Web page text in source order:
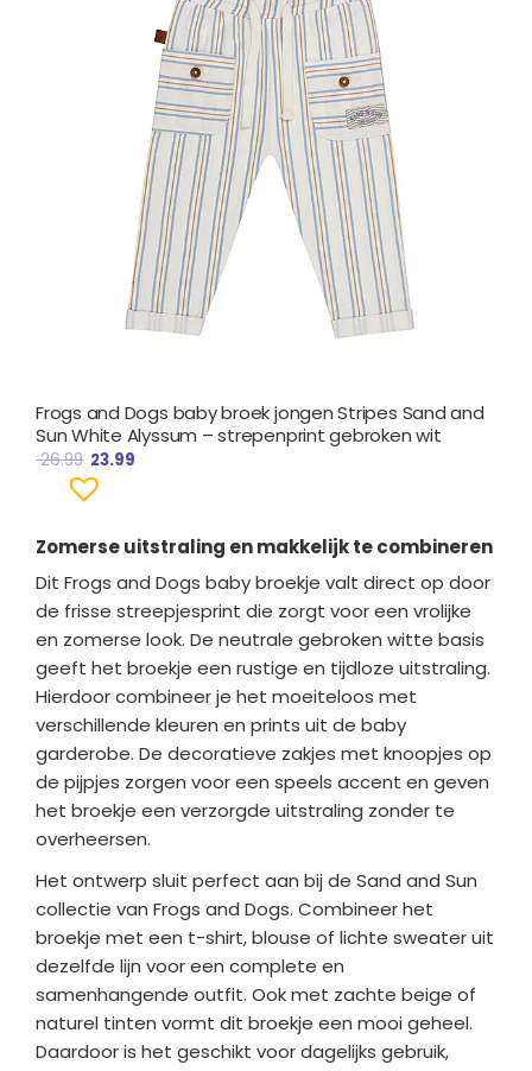
Frogs and Dogs baby broek jongen Stripes Sand and
Sun White Alyssum – strepenprint gebroken wit
26.99 23.99
Zomerse uitstraling en makkelijk te combineren
Dit Frogs and Dogs baby broekje valt direct op door
de frisse streepjesprint die zorgt voor een vrolijke
en zomerse look. De neutrale gebroken witte basis
geeft het broekje een rustige en tijdloze uitstraling.
Hierdoor combineer je het moeiteloos met
verschillende kleuren en prints uit de baby
garderobe. De decoratieve zakjes met knoopjes op
de pijpjes zorgen voor een speels accent en geven
het broekje een verzorgde uitstraling zonder te
overheersen.
Het ontwerp sluit perfect aan bij de Sand and Sun
collectie van Frogs and Dogs. Combineer het
broekje met een t-shirt, blouse of lichte sweater uit
dezelfde lijn voor een complete en
samenhangende outfit. Ook met zachte beige of
naturel tinten vormt dit broekje een mooi geheel.
Daardoor is het geschikt voor dagelijks gebruik,